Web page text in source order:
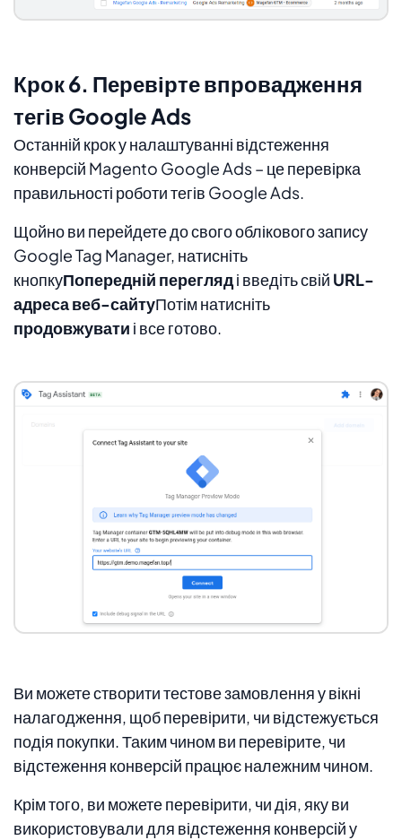
Крок 6. Перевірте впровадження
тегів Google Ads
Останній крок у налаштуванні відстеження
конверсій Magento Google Ads – це перевірка
правильності роботи тегів Google Ads.
Щойно ви перейдете до свого облікового запису
Google Tag Manager, натисніть
кнопкуПопередній перегляді введіть свій URL-
адреса веб-сайтуПотім натисніть
продовжувати і все готово.
Ви можете створити тестове замовлення у вікні
налагодження, щоб перевірити, чи відстежується
подія покупки. Таким чином ви перевірите, чи
відстеження конверсій працює належним чином.
Крім того, ви можете перевірити, чи дія, яку ви
використовували для відстеження конверсій у